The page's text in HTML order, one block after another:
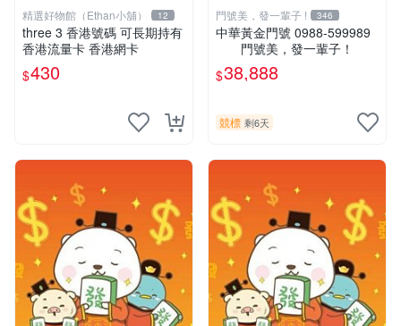
精選好物館（Ethan小舖） 12
three 3 香港號碼 可長期持有
香港流量卡 香港網卡
$430
門號美，發一輩子 ! 346
中華黃金門號 0988-599989
門號美，發一輩子！
$38,888
競標 剩6天